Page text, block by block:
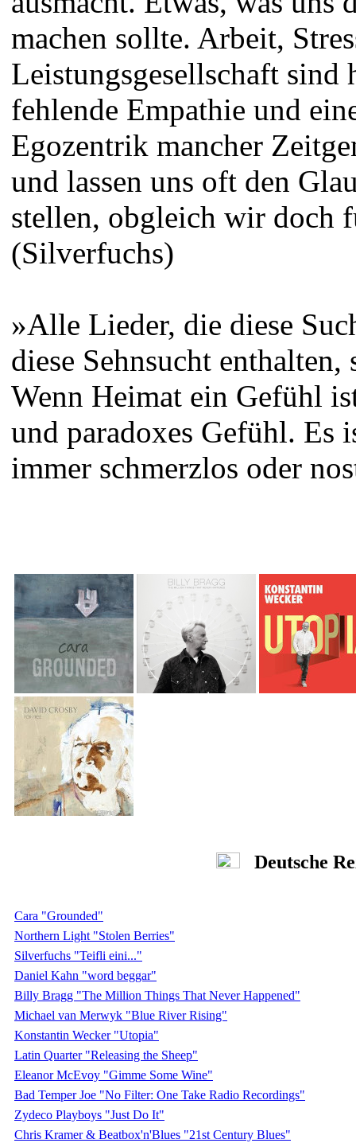
machen sollte. Arbeit,
Leistungsgesellschaft sind
fehlende Empathie und
Egozentrik mancher
und lassen uns oft den
stellen, obgleich wir doch
(Silverfuchs)
»Alle Lieder, die diese
diese Sehnsucht
Wenn Heimat ein Gefühl
und paradoxes Gefühl. Es
immer schmerzlos oder
Deutsche
Cara "Grounded"
Northern Light "Stolen Berries"
Silverfuchs "Teifli eini..."
Daniel Kahn "word beggar"
Billy Bragg "The Million Things That Never Happened"
Michael van Merwyk "Blue River Rising"
Konstantin Wecker "Utopia"
Latin Quarter "Releasing the Sheep"
Eleanor McEvoy "Gimme Some Wine"
Bad Temper Joe "No Filter: One Take Radio Recordings"
Zydeco Playboys "Just Do It"
Chris Kramer & Beatbox'n'Blues "21st Century Blues"